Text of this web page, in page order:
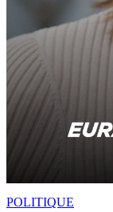
POLITIQUE